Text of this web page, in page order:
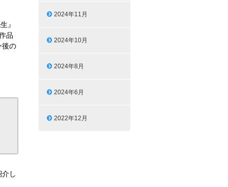
』
品
後の
し
2024年11月
2024年10月
2024年8月
2024年6月
2022年12月